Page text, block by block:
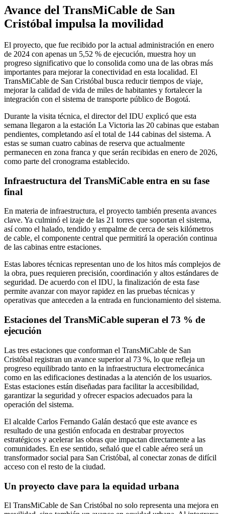
Avance del TransMiCable de San
Cristóbal impulsa la movilidad
El proyecto, que fue recibido por la actual administración en enero
de 2024 con apenas un 5,52 % de ejecución, muestra hoy un
progreso significativo que lo consolida como una de las obras más
importantes para mejorar la conectividad en esta localidad. El
TransMiCable de San Cristóbal busca reducir tiempos de viaje,
mejorar la calidad de vida de miles de habitantes y fortalecer la
integración con el sistema de transporte público de Bogotá.
Durante la visita técnica, el director del IDU explicó que esta
semana llegaron a la estación La Victoria las 20 cabinas que estaban
pendientes, completando así el total de 144 cabinas del sistema. A
estas se suman cuatro cabinas de reserva que actualmente
permanecen en zona franca y que serán recibidas en enero de 2026,
como parte del cronograma establecido.
Infraestructura del TransMiCable entra en su fase
final
En materia de infraestructura, el proyecto también presenta avances
clave. Ya culminó el izaje de las 21 torres que soportan el sistema,
así como el halado, tendido y empalme de cerca de seis kilómetros
de cable, el componente central que permitirá la operación continua
de las cabinas entre estaciones.
Estas labores técnicas representan uno de los hitos más complejos de
la obra, pues requieren precisión, coordinación y altos estándares de
seguridad. De acuerdo con el IDU, la finalización de esta fase
permite avanzar con mayor rapidez en las pruebas técnicas y
operativas que anteceden a la entrada en funcionamiento del sistema.
Estaciones del TransMiCable superan el 73 % de
ejecución
Las tres estaciones que conforman el TransMiCable de San
Cristóbal registran un avance superior al 73 %, lo que refleja un
progreso equilibrado tanto en la infraestructura electromecánica
como en las edificaciones destinadas a la atención de los usuarios.
Estas estaciones están diseñadas para facilitar la accesibilidad,
garantizar la seguridad y ofrecer espacios adecuados para la
operación del sistema.
El alcalde Carlos Fernando Galán destacó que este avance es
resultado de una gestión enfocada en destrabar proyectos
estratégicos y acelerar las obras que impactan directamente a las
comunidades. En ese sentido, señaló que el cable aéreo será un
transformador social para San Cristóbal, al conectar zonas de difícil
acceso con el resto de la ciudad.
Un proyecto clave para la equidad urbana
El TransMiCable de San Cristóbal no solo representa una mejora en